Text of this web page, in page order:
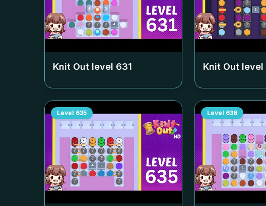
Knit Out level 631 Knit Out level
Level 635 Level 636